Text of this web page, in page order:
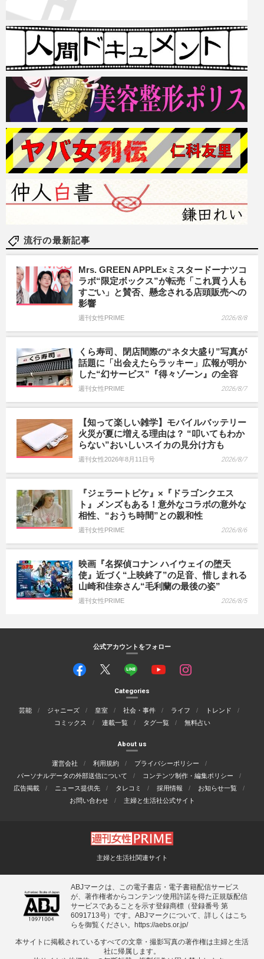
流行の最新記事
Mrs. GREEN APPLE×ミスタードーナツコ
ラボ“限定ボックス”が転売「これ買う人も
すごい」と賛否、懸念される店頭販売への
影響
週刊女性PRIME 2026/8/8
くら寿司、閉店間際の“ネタ大盛り”写真が
話題に「出会えたらラッキー」広報が明か
した“幻サービス”『得々ゾーン』の全容
週刊女性PRIME 2026/8/7
【知って楽しい雑学】モバイルバッテリー
火災が夏に増える理由は？ “叩いてもわか
らない”おいしいスイカの見分け方も
週刊女性2026年8月11日号 2026/8/7
『ジェラートピケ』×『ドラゴンクエス
ト』メンズもある！意外なコラボの意外な
相性、“おうち時間”との親和性
週刊女性PRIME 2026/8/6
映画『名探偵コナン ハイウェイの堕天
使』近づく“上映終了”の足音、惜しまれる
山崎和佳奈さん“毛利蘭の最後の姿”
週刊女性PRIME 2026/8/5
公式アカウントをフォロー
Categories
芸能 ジャニーズ 皇室 社会・事件 ライフ
トレンド
コミックス
連載一覧 タグ一覧 無料占い
About us
運営会社 利用規約
プライバシーポリシー
パーソナルデータの外部送信について
コンテンツ制作・編集ポリシー
広告掲載
ニュース提供先 タレコミ 採用情報
お知らせ一覧
お問い合わせ
主婦と生活社公式サイト
主婦と生活社関連サイト
ABJマークは、この電子書店・電子書籍配信サービス
が、著作権者からコンテンツ使用許諾を得た正規版配信
サービスであることを示す登録商標（登録番号 第
6091713号）です。ABJマークについて、詳しくはこち
らを御覧ください。
https://aebs.or.jp/
本サイトに掲載されているすべての⽂章・撮影写真の著作権は主婦と⽣活
社に帰属します。